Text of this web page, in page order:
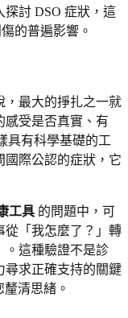
討 DSO 症狀，這
的普遍影響。
，最大的掙扎之一就
感受是否真實、有
具有科學基礎的工
國際公認的症狀，它
工具 的問題中，可
從「我怎麼了？」轉
。這種驗證不是診
尋求正確支持的關鍵
清思緒。